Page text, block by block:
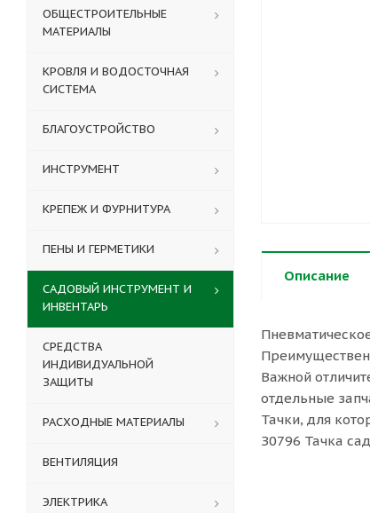
Описание
Важной
отдельные
Тачки, для
З0796 Тачка
ОБЩЕСТРОИТЕЛЬНЫЕ
МАТЕРИАЛЫ
КРОВЛЯ И ВОДОСТОЧНАЯ
СИСТЕМА
БЛАГОУСТРОЙСТВО
ИНСТРУМЕНТ
КРЕПЕЖ И ФУРНИТУРА
ПЕНЫ И ГЕРМЕТИКИ
САДОВЫЙ ИНСТРУМЕНТ И
ИНВЕНТАРЬ
СРЕДСТВА
ИНДИВИДУАЛЬНОЙ
ЗАЩИТЫ
РАСХОДНЫЕ МАТЕРИАЛЫ
ВЕНТИЛЯЦИЯ
ЭЛЕКТРИКА